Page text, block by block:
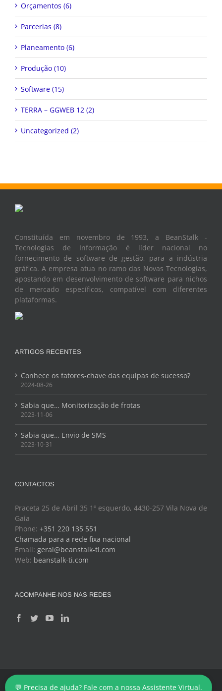
Orçamentos (6)
Parcerias (8)
Planeamento (6)
Produção (10)
Software (15)
TERRA – GGWEB 12 (2)
Uncategorized (2)
Constituída em novembro de 1993, a BeanStalk -
Tecnologias de Informação é líder nacional no
fornecimento de software de gestão, para a indústria
gráfica. A empresa atua no ramo das Novas Tecnologias,
apostando em desenvolvimento de software para nichos
de mercado específicos, compatível com diferentes
plataformas.
ARTIGOS RECENTES
Conhece os fatores-chave das equipas de sucesso?
2024-08-26
Sabia que… Monitorização de frotas
2023-11-06
Sabia que… Envio de SMS
2023-10-31
CONTACTOS
Praceta 25 de Abril 35 1º esquerdo, 4430-257 Vila Nova de
Gaia
Phone: +351 220 135 551
Chamada para a rede fixa nacional
Email: geral@beanstalk-ti.com
Web: beanstalk-ti.com
ACOMPANHE-NOS NAS REDES
Copyright 2024 - BeanStalk - Tecnologias de Informação
💬 Precisa de ajuda? Fale com a nossa Assistente Virtual.